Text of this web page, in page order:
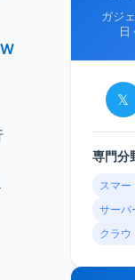
ガジ
日
𝕏
専門分
スマー
サーバ
クラウ